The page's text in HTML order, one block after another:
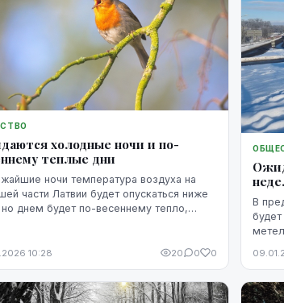
холодные ночи и по-
теплые дни
ночи температура воздуха на
части Латвии будет опускаться ниже
но днем будет по-весеннему тепло,
10:28 20 0 0
В